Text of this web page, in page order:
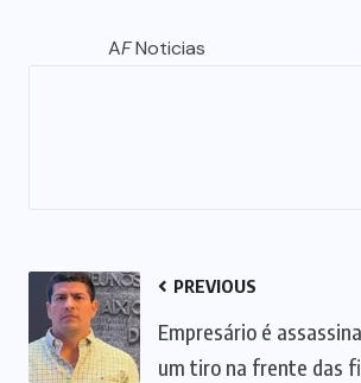
AFNoticias
PREVIOUS
Empresário é
um tiro na frente das